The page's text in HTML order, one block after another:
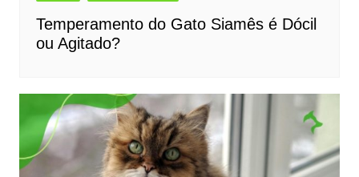
Temperamento do Gato Siamês é Dócil
ou Agitado?